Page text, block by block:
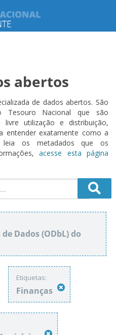
abertos
de dados abertos. São
Tesouro Nacional que são
utilização e distribuição,
entender exatamente como a
os metadados que os
acesse esta página
Dados (ODbL) do
Etiquetas:
Finanças